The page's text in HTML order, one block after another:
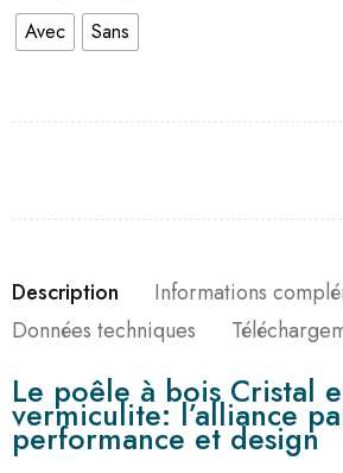
Avec
Sans
Description
Informations
Données techniques
Le poêle à bois Cristal
vermiculite: l’alliance
performance et design